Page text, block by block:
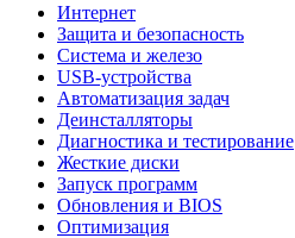
Интернет
Защита и безопасность
Система и железо
USB-устройства
Автоматизация задач
Деинсталляторы
Диагностика и тестирование
Жесткие диски
Запуск программ
Обновления и BIOS
Оптимизация